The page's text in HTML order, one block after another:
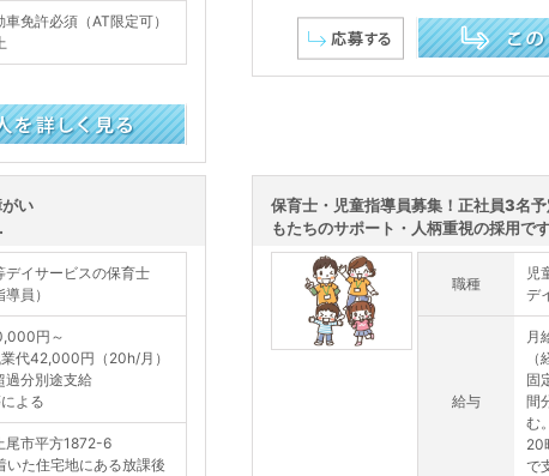
免許必須（AT限定可）
い
デイサービスの保育士
導員）
円～
代42,000円（20h/月）
過分別途支給
よる
尾市平方1872-6
た住宅地にある放課後
保育士・児童指導員募集！正社員3名
もたちのサポート・人柄重視の採用です
職種
児
デ
給与
月
固
間
む。
20
で